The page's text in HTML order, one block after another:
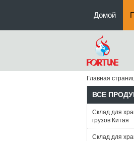
Домой
Главная
ВСЕ
Склад для
грузов Китая
Склад для